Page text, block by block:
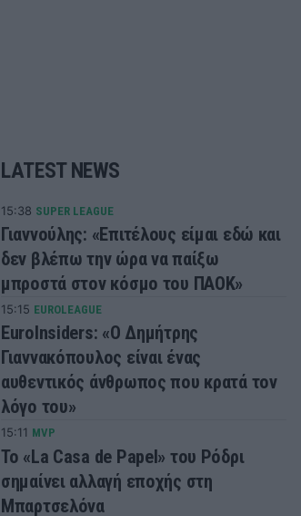
LATEST NEWS
15:38 SUPER LEAGUE
Γιαννούλης: «Επιτέλους είμαι εδώ και
δεν βλέπω την ώρα να παίξω
μπροστά στον κόσμο του ΠΑΟΚ»
15:15 EUROLEAGUE
EuroInsiders: «Ο Δημήτρης
Γιαννακόπουλος είναι ένας
αυθεντικός άνθρωπος που κρατά τον
λόγο του»
15:11 MVP
Το «La Casa de Papel» του Ρόδρι
σημαίνει αλλαγή εποχής στη
Μπαρτσελόνα